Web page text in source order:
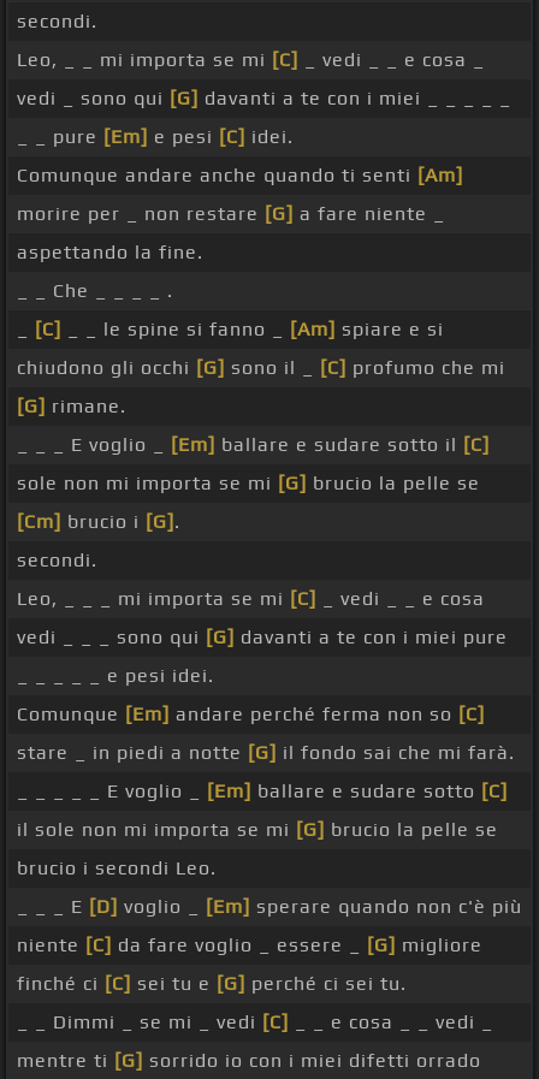
secondi.
Leo, _ _ mi importa se mi [C]
_ vedi _ _ e cosa _
vedi _ sono qui [G] davanti a te con i miei _ _ _ _ _
_ _ pure [Em] e pesi [C] idei.
Comunque andare anche quando ti senti [Am]
morire per _ non restare [G] a fare niente _
aspettando la fine.
_ _ Che _ _ _ _ .
[C] _ _ le spine si fanno _ [Am] spiare e si
chiudono gli occhi [G] sono il _ [C] profumo che mi
[G] rimane.
_ _ _ E voglio _
[Em] ballare e sudare sotto il [C]
sole non mi importa se mi [G] brucio la pelle se
[Cm] brucio i [G] .
secondi.
Leo, _ _ _ mi importa se mi [C]
_ vedi _ _ e cosa
vedi _ _ _ sono qui [G] davanti a te con i miei pure
_ _ _ _ _ e pesi idei.
Comunque [Em] andare perché ferma non so [C]
stare _ in piedi a notte [G] il fondo sai che mi farà.
_ _ _ _ _ E voglio _
[Em] ballare e sudare sotto [C]
il sole non mi importa se mi [G] brucio la pelle se
brucio i secondi Leo.
_ _ _ E [D] voglio _ [Em] sperare quando non c'è più
niente [C] da fare voglio _ essere _ [G] migliore
finché ci [C] sei tu e [G] perché ci sei tu.
_ _ Dimmi _ se mi _ vedi [C]
_ _ e cosa _ _ vedi _
mentre ti [G] sorrido io con i miei difetti orrado